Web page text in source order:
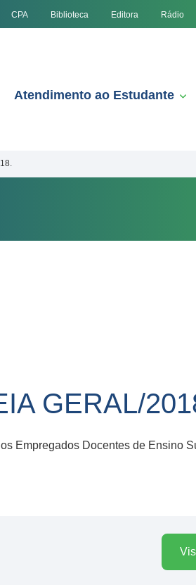
CPA Biblioteca Editora Rádio
Atendimento ao Estudante
GERAL/
Empregados Docentes de Ensino